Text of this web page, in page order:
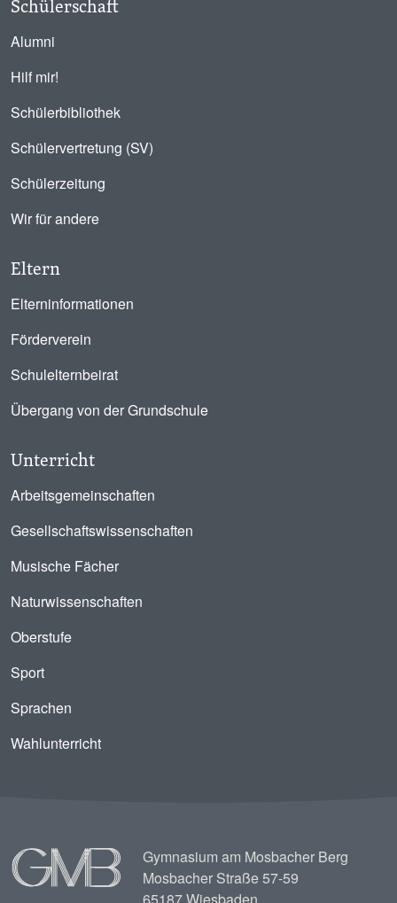
Schülerschaft
Alumni
Hilf mir!
Schülerbibliothek
Schülervertretung (SV)
Schülerzeitung
Wir für andere
Eltern
Elterninformationen
Förderverein
Schulelternbeirat
Übergang von der Grundschule
Unterricht
Arbeitsgemeinschaften
Gesellschaftswissenschaften
Musische Fächer
Naturwissenschaften
Oberstufe
Sport
Sprachen
Wahlunterricht
Image
Gymnasium am Mosbacher Berg
Mosbacher Straße 57-59
65187 Wiesbaden